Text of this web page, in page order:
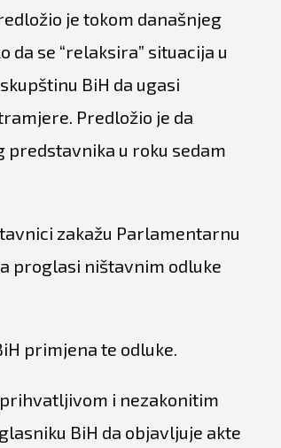
je tokom današnjeg
da se “relaksira” situacija u
BiH da ugasi
Predložio je da
predstavnika u roku sedam
zakažu Parlamentarnu
proglasi ništavnim odluke
primjena te odluke.
i nezakonitim
BiH da objavljuje akte